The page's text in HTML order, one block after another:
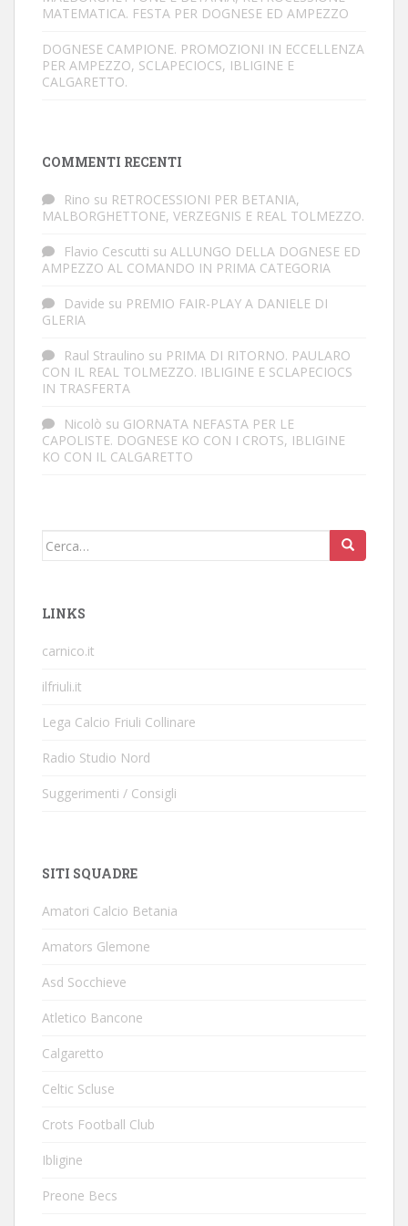
MATEMATICA. FESTA PER DOGNESE ED AMPEZZO
DOGNESE CAMPIONE. PROMOZIONI IN ECCELLENZA
PER AMPEZZO, SCLAPECIOCS, IBLIGINE E
CALGARETTO.
COMMENTI RECENTI
Rino su RETROCESSIONI PER BETANIA,
MALBORGHETTONE, VERZEGNIS E REAL TOLMEZZO.
Flavio Cescutti su ALLUNGO DELLA DOGNESE ED
AMPEZZO AL COMANDO IN PRIMA CATEGORIA
Davide su PREMIO FAIR-PLAY A DANIELE DI
GLERIA
Raul Straulino su PRIMA DI RITORNO. PAULARO
CON IL REAL TOLMEZZO. IBLIGINE E SCLAPECIOCS
IN TRASFERTA
Nicolò su GIORNATA NEFASTA PER LE
CAPOLISTE. DOGNESE KO CON I CROTS, IBLIGINE
KO CON IL CALGARETTO
Cerca:
LINKS
carnico.it
ilfriuli.it
Lega Calcio Friuli Collinare
Radio Studio Nord
Suggerimenti / Consigli
SITI SQUADRE
Amatori Calcio Betania
Amators Glemone
Asd Socchieve
Atletico Bancone
Calgaretto
Celtic Scluse
Crots Football Club
Ibligine
Preone Becs